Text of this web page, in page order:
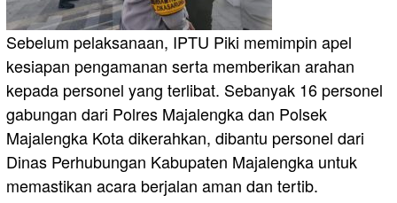
Sebelum pelaksanaan, IPTU Piki memimpin apel
kesiapan pengamanan serta memberikan arahan
kepada personel yang terlibat. Sebanyak 16 personel
gabungan dari Polres Majalengka dan Polsek
Majalengka Kota dikerahkan, dibantu personel dari
Dinas Perhubungan Kabupaten Majalengka untuk
memastikan acara berjalan aman dan tertib.